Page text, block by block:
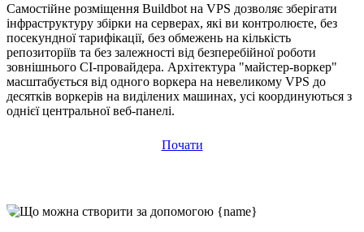
Самостійне розміщення Buildbot на VPS дозволяє зберігати
інфраструктуру збірки на серверах, які ви контролюєте, без
посекундної тарифікації, без обмежень на кількість
репозиторіїв та без залежності від безперебійної роботи
зовнішнього CI-провайдера. Архітектура "майстер-воркер"
масштабується від одного воркера на невеликому VPS до
десятків воркерів на виділених машинах, усі координуються з
однієї центральної веб-панелі.
Почати